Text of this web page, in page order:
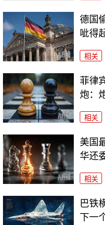
德国
呲得
相关
菲律
炮：
相关
美国
华还
相关
巴铁
下一